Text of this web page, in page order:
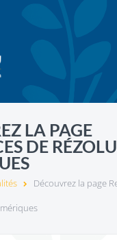
LA PAGE
DE
Découvrez la page